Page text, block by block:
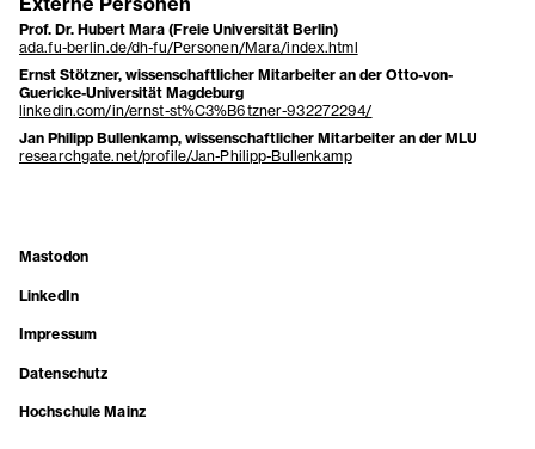
Prof. Dr. Hubert Mara (Freie Universität Berlin)
ada.fu-berlin.de/dh-fu/Personen/Mara/index.html
Ernst Stötzner, wissenschaftlicher Mitarbeiter an der Otto-von-
Guericke-Universität Magdeburg
linkedin.com/in/ernst-st%C3%B6tzner-932272294/
Jan Philipp Bullenkamp, wissenschaftlicher Mitarbeiter an der MLU
researchgate.net/profile/Jan-Philipp-Bullenkamp
Mastodon
LinkedIn
Impressum
Datenschutz
Hochschule Mainz